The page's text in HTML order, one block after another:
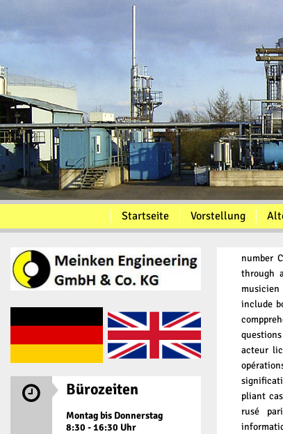
Startseite Vorstellung
number
through
include
acteur
pliant
rusé
 Bürozeiten
Montag bis Donnerstag
8:30 - 16:30 Uhr